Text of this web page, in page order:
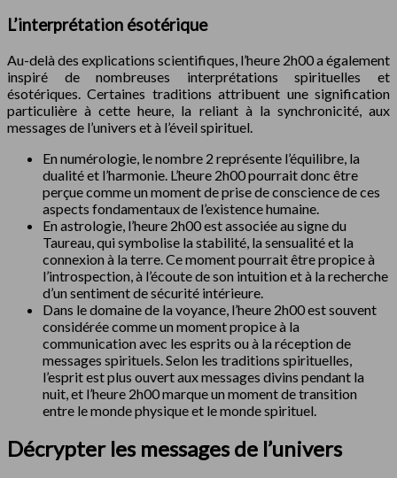
L’interprétation ésotérique
Au-delà des explications scientifiques, l’heure 2h00 a également
inspiré de nombreuses interprétations spirituelles et
ésotériques. Certaines traditions attribuent une signification
particulière à cette heure, la reliant à la synchronicité, aux
messages de l’univers et à l’éveil spirituel.
En numérologie, le nombre 2 représente l’équilibre, la
dualité et l’harmonie. L’heure 2h00 pourrait donc être
perçue comme un moment de prise de conscience de ces
aspects fondamentaux de l’existence humaine.
En astrologie, l’heure 2h00 est associée au signe du
Taureau, qui symbolise la stabilité, la sensualité et la
connexion à la terre. Ce moment pourrait être propice à
l’introspection, à l’écoute de son intuition et à la recherche
d’un sentiment de sécurité intérieure.
Dans le domaine de la voyance, l’heure 2h00 est souvent
considérée comme un moment propice à la
communication avec les esprits ou à la réception de
messages spirituels. Selon les traditions spirituelles,
l’esprit est plus ouvert aux messages divins pendant la
nuit, et l’heure 2h00 marque un moment de transition
entre le monde physique et le monde spirituel.
Décrypter les messages de l’univers